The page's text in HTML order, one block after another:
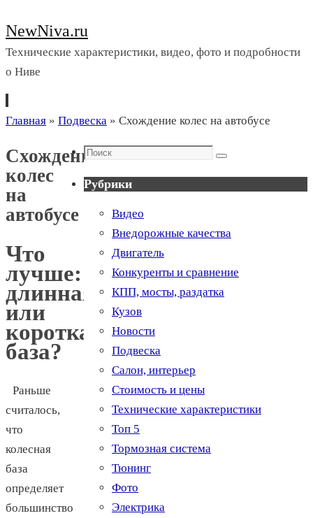
NewNiva.ru
Технические характеристики, видео, фото и подробности
о Ниве
Перейти
содержимому
Главная » Подвеска » Схождение колес на автобусе
Схождение
колес
на
автобусе
Что
лучше:
длинная
или
короткая
база?
Раньше
считалось,
что
колесная
база
определяет
большинство
Поиск
Поиск
Рубрики
Видео
Внедорожные качества
Двигатель
Конкуренты и сравнение
КПП, мосты, раздатка
Кузов
Новости
Подвеска
Салон, интерьер
Стоимость и цены
Технические характеристики
Топ 5
Тормозная система
Тюнинг
Фото
Электрика